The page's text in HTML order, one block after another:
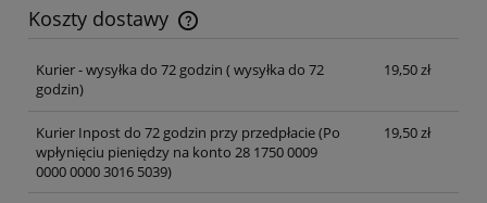
Koszty dostawy
Cena nie zawiera ewentualnych kosztów płatności
Kurier - wysyłka do 72 godzin ( wysyłka do 72
godzin)
19,50 zł
Kurier Inpost do 72 godzin przy przedpłacie(Po
wpłynięciu pieniędzy na konto 28 1750 0009
0000 0000 3016 5039)
19,50 zł